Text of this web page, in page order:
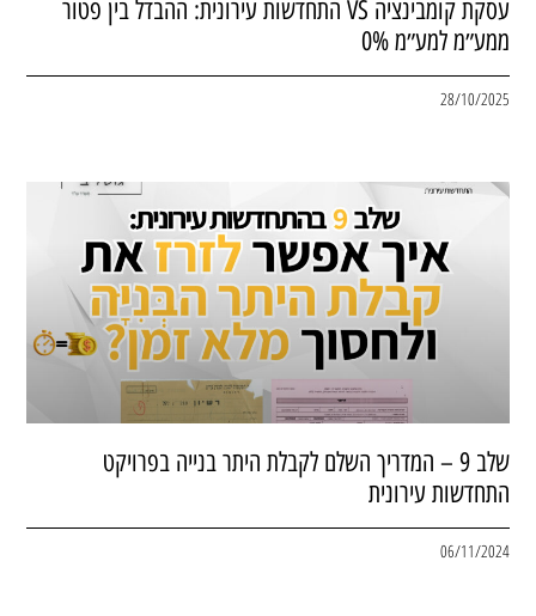
עסקת קומבינציה VS התחדשות עירונית: ההבדל בין פטור
ממע״מ למע״מ 0%
28/10/2025
שלב 9 – המדריך השלם לקבלת היתר בנייה בפרויקט
התחדשות עירונית
06/11/2024